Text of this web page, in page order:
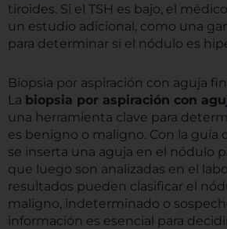
tiroides. Si el TSH es bajo, el
un estudio adicional, como una
para determinar si el nódulo es
Biopsia por aspiración con aguja
La biopsia por aspiración con
una herramienta clave para
es benigno o maligno. Con la guía
se inserta una aguja en el nódulo
que luego son analizadas en el
resultados pueden clasificar el
maligno, indeterminado o
información es esencial para